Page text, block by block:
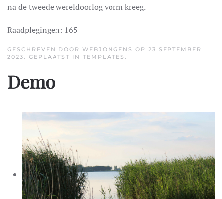
na de tweede wereldoorlog vorm kreeg.
Raadplegingen: 165
GESCHREVEN DOOR WEBJONGENS OP 23 SEPTEMBER
2023. GEPLAATST IN TEMPLATES .
Demo